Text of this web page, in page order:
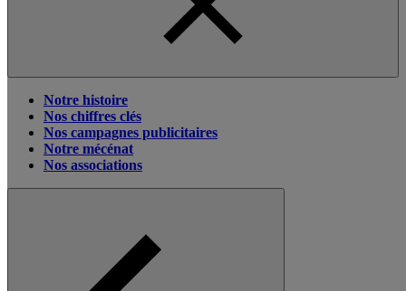
Notre histoire
Nos chiffres clés
Nos campagnes publicitaires
Notre mécénat
Nos associations